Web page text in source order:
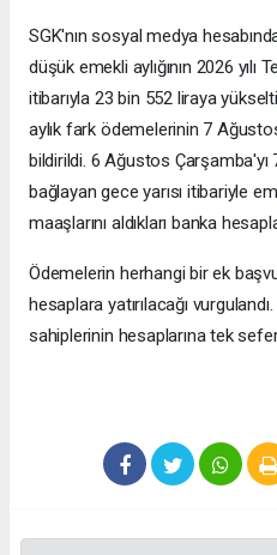
SGK'nın sosyal medya
düşük emekli aylığının 2026
itibarıyla 23 bin 552 liraya
aylık fark ödemelerinin 7
bildirildi. 6 Ağustos
bağlayan gece yarısı itibariyle
maaşlarını aldıkları banka
Ödemelerin herhangi bir ek
hesaplara yatırılacağı
sahiplerinin hesaplarına tek